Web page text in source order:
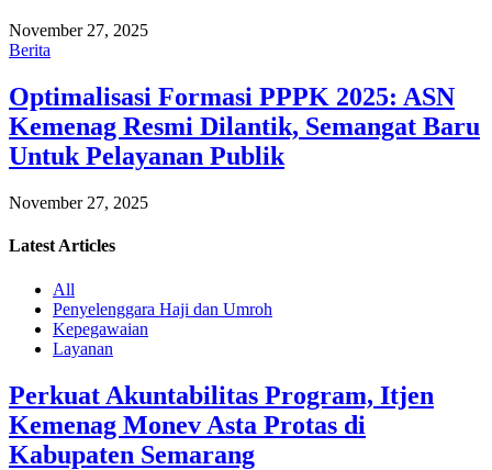
November 27, 2025
Berita
Optimalisasi Formasi PPPK 2025: ASN
Kemenag Resmi Dilantik, Semangat Baru
Untuk Pelayanan Publik
November 27, 2025
Latest Articles
All
Penyelenggara Haji dan Umroh
Kepegawaian
Layanan
Perkuat Akuntabilitas Program, Itjen
Kemenag Monev Asta Protas di
Kabupaten Semarang